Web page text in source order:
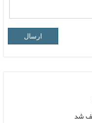
ارسال